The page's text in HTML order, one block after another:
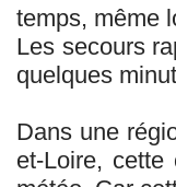
temps, même
Les secours
quelques
Dans une
et-Loire, cette